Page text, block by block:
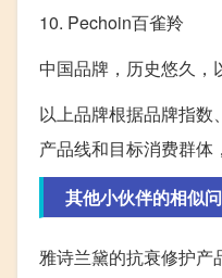
10. Pechoin百雀羚
中国品牌，历史悠久，
以上品牌根据品牌指
产品线和目标消费群体
其他小伙伴的相似问
雅诗兰黛的抗衰修护产